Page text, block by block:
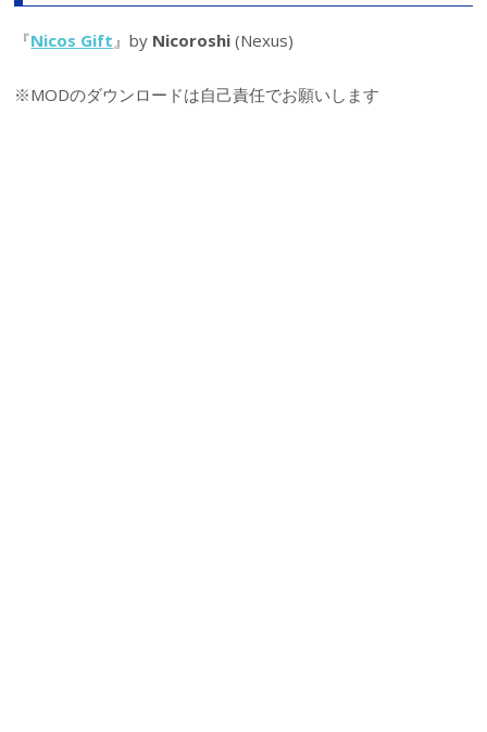
『Nicos Gift 』by Nicoroshi (Nexus)
※MODのダウンロードは自己責任でお願いします